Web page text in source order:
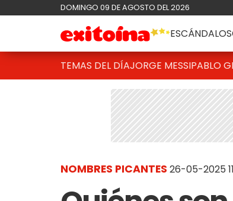
DOMINGO 09 DE AGOSTO DEL 2026
ESCÁNDALOS
TEMAS DEL DÍAJORGE MESSIPABLO
NOMBRES PICANTES 26-05-2025